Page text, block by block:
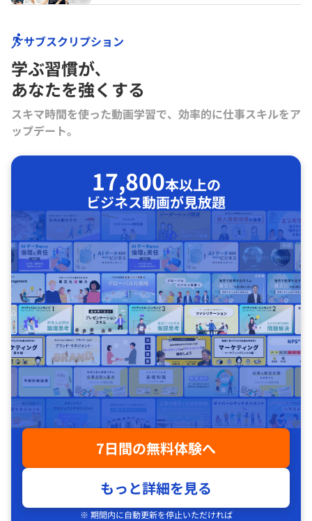
サブスクリプション
学ぶ習慣が､
あなたを強くする
スキマ時間を使った動画学習で、効率的に仕事スキルをア
ップデート。
17,800本以上の
ビジネス動画が見放題
7日間の無料体験へ
もっと詳細を見る
※ 期間内に自動更新を停止いただければ